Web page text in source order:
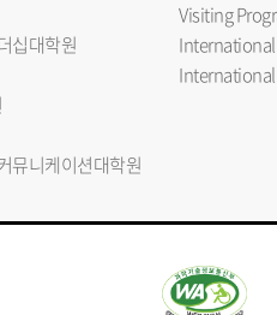
십대학원
뮤니케이션대학원
Visiting